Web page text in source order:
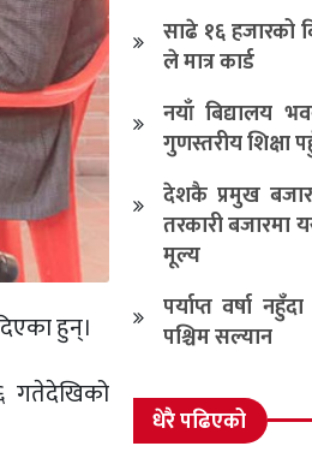
हुन्।
गतेदेखिको
साढे १६ हजारको
ले मात्र कार्ड
नयाँ बिद्यालय
गुणस्तरीय शिक्षा
देशकै प्रमुख
तरकारी बजारमा
मूल्य
पर्याप्त वर्षा
पश्चिम सल्यान
धेरै पढिएको